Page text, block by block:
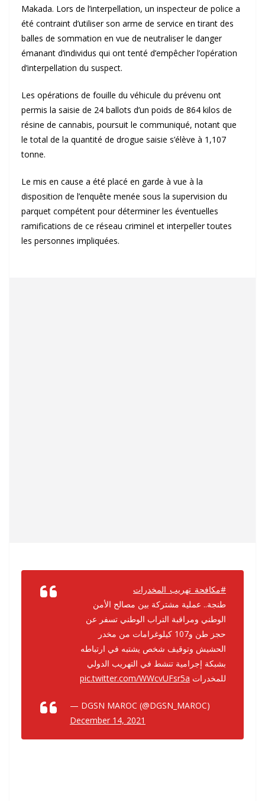
Makada. Lors de l’interpellation, un inspecteur de police a
été contraint d’utiliser son arme de service en tirant des
balles de sommation en vue de neutraliser le danger
émanant d’individus qui ont tenté d’empêcher l’opération
d’interpellation du suspect.
Les opérations de fouille du véhicule du prévenu ont
permis la saisie de 24 ballots d’un poids de 864 kilos de
résine de cannabis, poursuit le communiqué, notant que
le total de la quantité de drogue saisie s’élève à 1,107
tonne.
Le mis en cause a été placé en garde à vue à la
disposition de l’enquête menée sous la supervision du
parquet compétent pour déterminer les éventuelles
ramifications de ce réseau criminel et interpeller toutes
les personnes impliquées.
#مكافحة_تهريب_المخدرات
طنجة.. عملية مشتركة بين مصالح الأمن
الوطني ومراقبة التراب الوطني تسفر عن
حجز طن و107 كيلوغرامات من مخدر
الحشيش وتوقيف شخص يشتبه في ارتباطه
بشبكة إجرامية تنشط في التهريب الدولي
للمخدرات pic.twitter.com/WWcvUFsr5a
— DGSN MAROC (@DGSN_MAROC)
December 14, 2021